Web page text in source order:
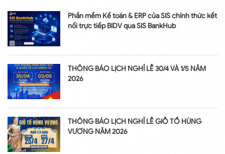
Phần mềm Kế toán & ERP của SIS chính thức kết
nối trực tiếp BIDV qua SIS BankHub
THÔNG BÁO LỊCH NGHỈ LỄ 30/4 VÀ 1/5 NĂM
2026
THÔNG BÁO LỊCH NGHỈ LỄ GIỖ TỔ HÙNG
VƯƠNG NĂM 2026